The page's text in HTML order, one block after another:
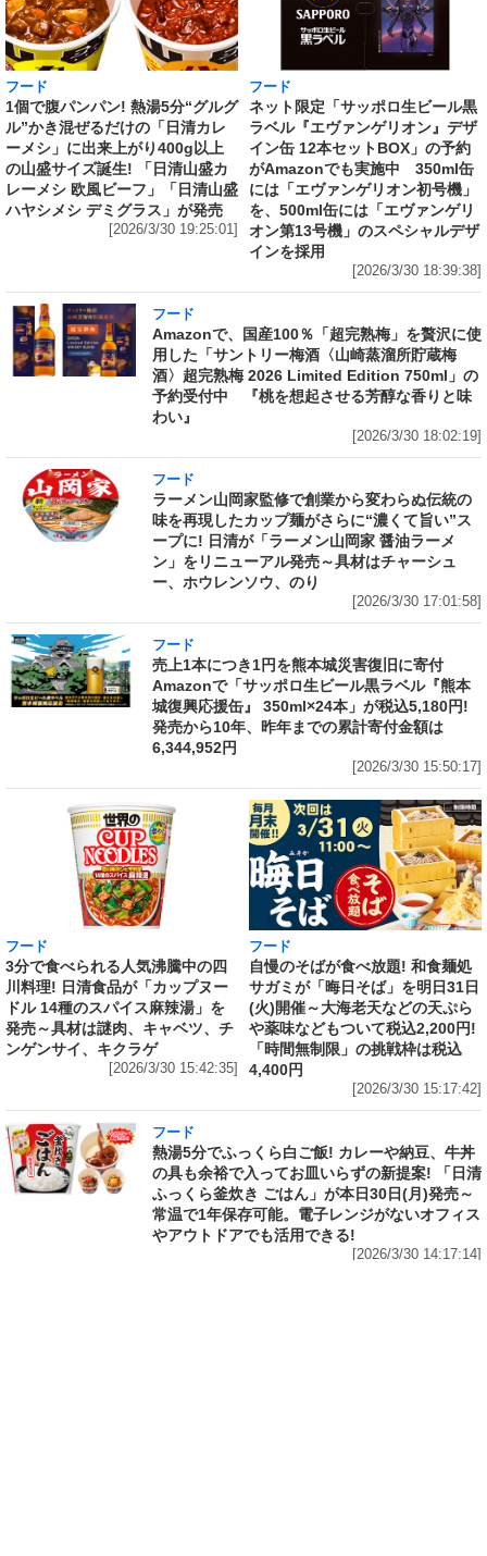
フード
1個で腹パンパン! 熱湯5分“グルグ
ル”かき混ぜるだけの「日清カレ
ーメシ」に出来上がり400g以上
の山盛サイズ誕生! 「日清山盛カ
レーメシ 欧風ビーフ」「日清山盛
ハヤシメシ デミグラス」が発売
[2026/3/30 19:25:01]
フード
ネット限定「サッポロ生ビール黒
ラベル『エヴァンゲリオン』デザ
イン缶 12本セットBOX」の予約
がAmazonでも実施中 350ml缶
には「エヴァンゲリオン初号機」
を、500ml缶には「エヴァンゲリ
オン第13号機」のスペシャルデザ
インを採用
[2026/3/30 18:39:38]
フード
Amazonで、国産100％「超完熟梅」を贅沢に使
用した「サントリー梅酒〈山崎蒸溜所貯蔵梅
酒〉超完熟梅 2026 Limited Edition 750ml」の
予約受付中 『桃を想起させる芳醇な香りと味
わい』
[2026/3/30 18:02:19]
フード
ラーメン山岡家監修で創業から変わらぬ伝統の
味を再現したカップ麺がさらに“濃くて旨い”ス
ープに! 日清が「ラーメン山岡家 醤油ラーメ
ン」をリニューアル発売～具材はチャーシュ
ー、ホウレンソウ、のり
[2026/3/30 17:01:58]
フード
売上1本につき1円を熊本城災害復旧に寄付
Amazonで「サッポロ生ビール黒ラベル『熊本
城復興応援缶』 350ml×24本」が税込5,180円!
発売から10年、昨年までの累計寄付金額は
6,344,952円
[2026/3/30 15:50:17]
フード
3分で食べられる人気沸騰中の四
川料理! 日清食品が「カップヌー
ドル 14種のスパイス麻辣湯」を
発売～具材は謎肉、キャベツ、チ
ンゲンサイ、キクラゲ
[2026/3/30 15:42:35]
フード
自慢のそばが食べ放題! 和食麺処
サガミが「晦日そば」を明日31日
(火)開催～大海老天などの天ぷら
や薬味などもついて税込2,200円!
「時間無制限」の挑戦枠は税込
4,400円
[2026/3/30 15:17:42]
フード
熱湯5分でふっくら白ご飯! カレーや納豆、牛丼
の具も余裕で入ってお皿いらずの新提案! 「日清
ふっくら釜炊き ごはん」が本日30日(月)発売～
常温で1年保存可能。電子レンジがないオフィス
やアウトドアでも活用できる!
[2026/3/30 14:17:14]